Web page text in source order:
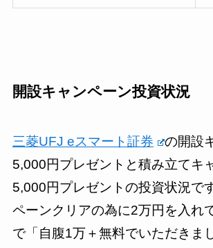
開設キャンペーン投資状況
三菱UFJ eスマート証券
の開設
5,000円プレゼントと積み立てキ
5,000円プレゼントの投資状況で
ペーンクリアの為に2万円を入れ
で「自腹1万＋無料でいただきま